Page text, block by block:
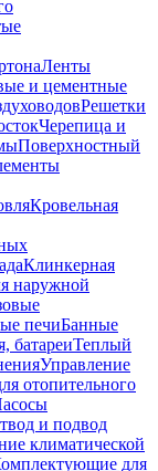
Ленты
и цементные
Решетки
Черепица и
Поверхностный
Кровельная
Клинкерная
наружной
печиБанные
батареиТеплый
Управление
отопительного
и подвод
климатической
для